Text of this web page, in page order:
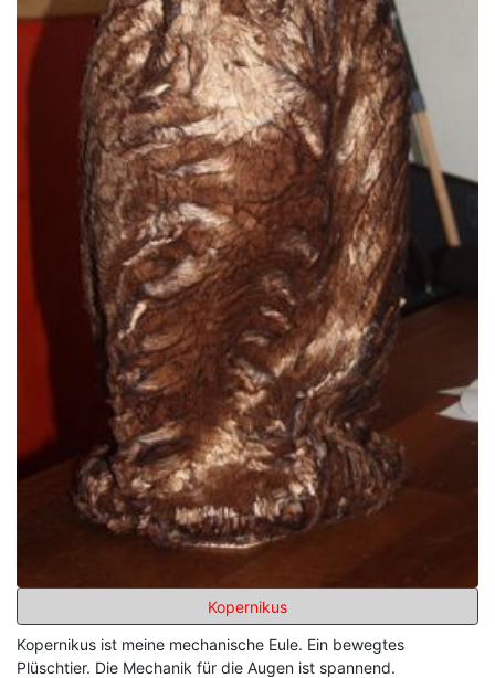
Kopernikus
Kopernikus ist meine mechanische Eule. Ein bewegtes
Plüschtier. Die Mechanik für die Augen ist spannend.